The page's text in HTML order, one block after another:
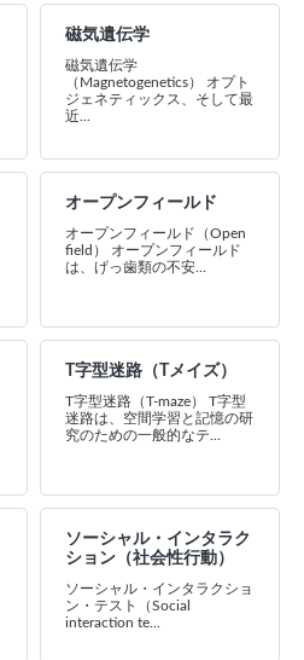
磁気遺伝学
磁気遺伝学
（Magnetogenetics） オプト
ジェネティックス、そして最
近...
オープンフィールド
オープンフィールド（Open
field） オープンフィールド
は、げっ歯類の不安...
T字型迷路（Tメイズ）
T字型迷路（T-maze） T字型
迷路は、空間学習と記憶の研
究のための一般的なテ...
ソーシャル・インタラク
ション（社会性行動）
ソーシャル・インタラクショ
ン・テスト（Social
interaction te...